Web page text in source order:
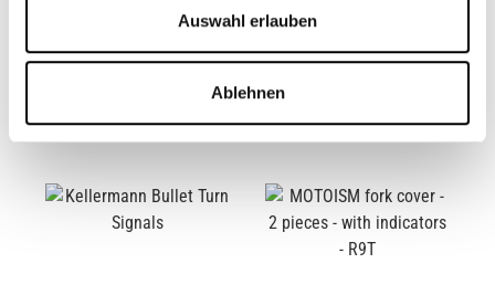
Auswahl erlauben
Ablehnen
OS-STYLE BLINKER
CB10573
KELLERMANN ATTO
INDICATOR
CB11500M